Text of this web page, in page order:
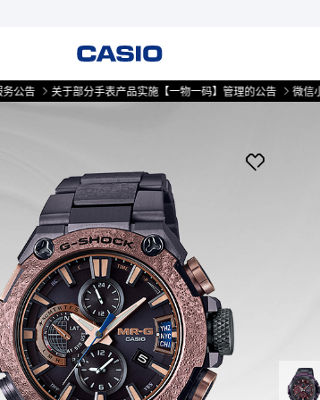
关于部分手表产品实施【一物一码】管理的公告 微信小程序